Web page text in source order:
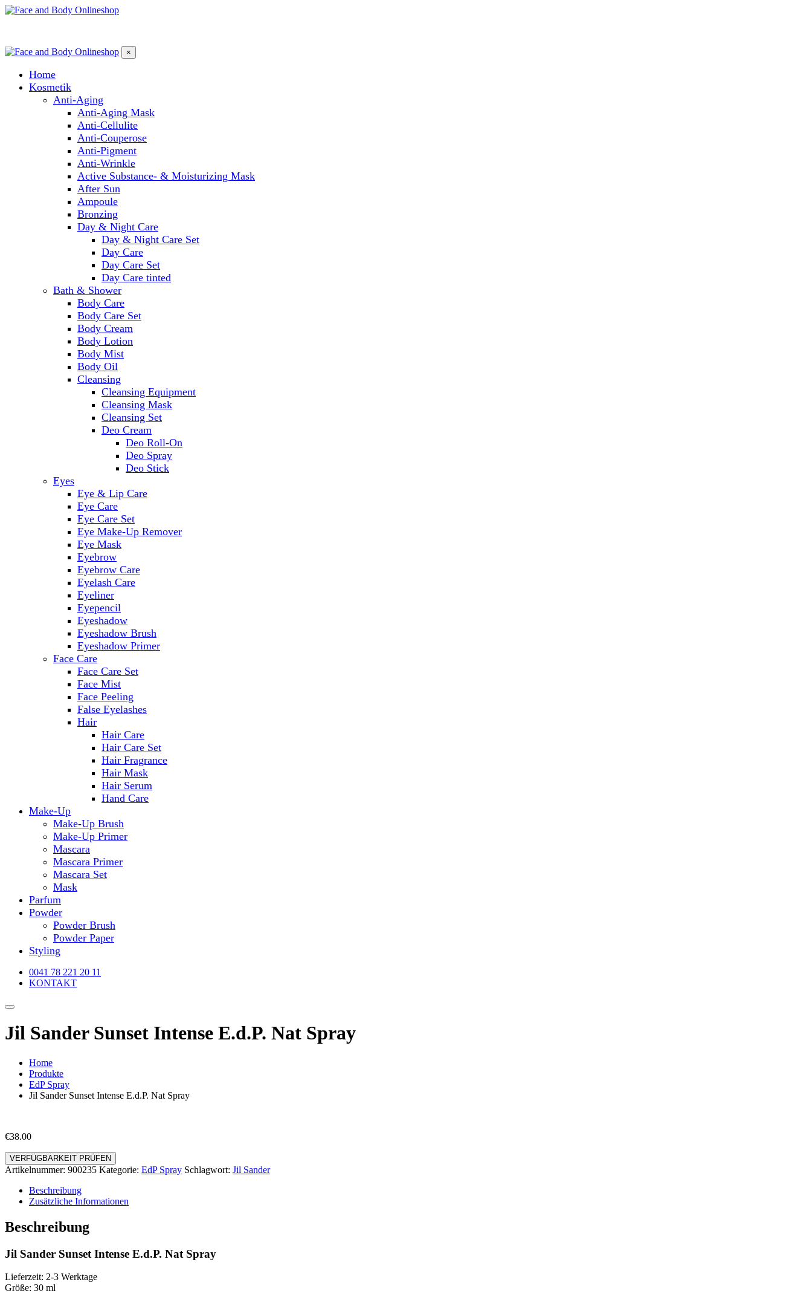
×
Home
Kosmetik
Anti-Aging
Anti-Aging Mask
Anti-Cellulite
Anti-Couperose
Anti-Pigment
Anti-Wrinkle
Active Substance- & Moisturizing Mask
After Sun
Ampoule
Bronzing
Day & Night Care
Day & Night Care Set
Day Care
Day Care Set
Day Care tinted
Bath & Shower
Body Care
Body Care Set
Body Cream
Body Lotion
Body Mist
Body Oil
Cleansing
Cleansing Equipment
Cleansing Mask
Cleansing Set
Deo Cream
Deo Roll-On
Deo Spray
Deo Stick
Eyes
Eye & Lip Care
Eye Care
Eye Care Set
Eye Make-Up Remover
Eye Mask
Eyebrow
Eyebrow Care
Eyelash Care
Eyeliner
Eyepencil
Eyeshadow
Eyeshadow Brush
Eyeshadow Primer
Face Care
Face Care Set
Face Mist
Face Peeling
False Eyelashes
Hair
Hair Care
Hair Care Set
Hair Fragrance
Hair Mask
Hair Serum
Hand Care
Make-Up
Make-Up Brush
Make-Up Primer
Mascara
Mascara Primer
Mascara Set
Mask
Parfum
Powder
Powder Brush
Powder Paper
Styling
0041 78 221 20 11
KONTAKT
Jil Sander Sunset Intense E.d.P. Nat Spray
Home
Produkte
EdP Spray
Jil Sander Sunset Intense E.d.P. Nat Spray
€38.00
VERFÜGBARKEIT PRÜFEN
Artikelnummer: 900235 Kategorie: EdP Spray Schlagwort: Jil Sander
Beschreibung
Zusätzliche Informationen
Beschreibung
Jil Sander Sunset Intense E.d.P. Nat Spray
Lieferzeit: 2-3 Werktage
Größe: 30 ml